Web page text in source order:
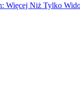
Więcej Niż Tylko